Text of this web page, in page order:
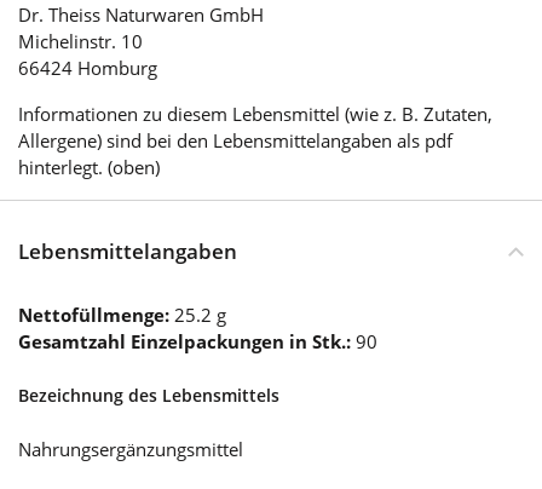
Dr. Theiss Naturwaren GmbH
Michelinstr. 10
66424 Homburg
Informationen zu diesem Lebensmittel (wie z. B. Zutaten,
Allergene) sind bei den Lebensmittelangaben als pdf
hinterlegt. (oben)
Lebensmittelangaben
Nettofüllmenge: 25.2 g
Gesamtzahl Einzelpackungen in Stk.: 90
Bezeichnung des Lebensmittels
Nahrungsergänzungsmittel